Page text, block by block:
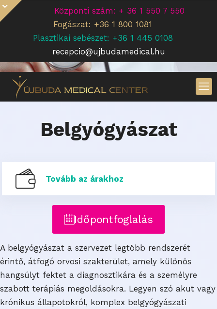
Központi szám: + 36 1 550 7 550
Fogászat: +36 1 800 1081
Plasztikai sebészet: +36 1 445 0108
recepcio@ujbudamedical.hu
Belgyógyászat
Tovább az árakhoz
Időpontfoglalás
A belgyógyászat a szervezet legtöbb rendszerét
érintő, átfogó orvosi szakterület, amely különös
hangsúlyt fektet a diagnosztikára és a személyre
szabott terápiás megoldásokra. Legyen szó akut vagy
krónikus állapotokról, komplex belgyógyászati